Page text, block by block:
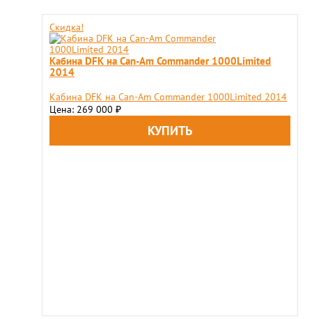
Скидка!
Кабина DFK на Can-Am Commander 1000Limited
2014
Кабина DFK на Can-Am Commander 1000Limited 2014
Цена: 269 000 ₽